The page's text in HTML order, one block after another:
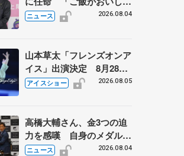
く、住みやすいのが魅力」
ニュース 2026.08.04
山本草太「フレンズオンア
イス」出演決定 8月28日
（金）2公演のみ 荒川静
アイスショー 2026.08.05
高橋大輔さん、金3つの迫
力を感嘆 自身のメダルは
「どちらに？」 〝リス兄
ニュース 2026.08.04